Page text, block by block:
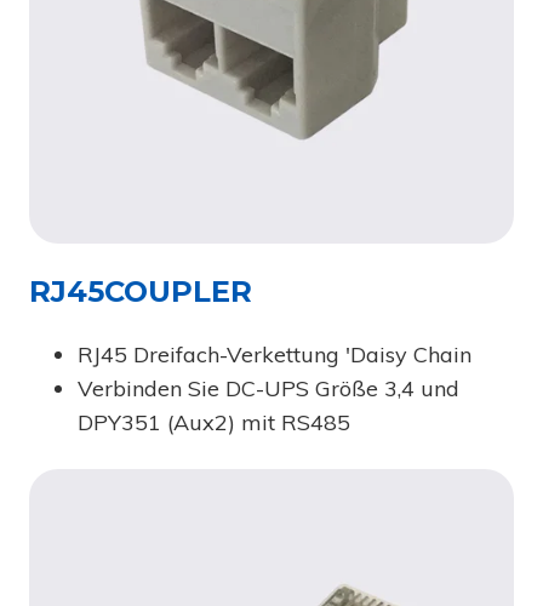
RJ45COUPLER
RJ45 Dreifach-Verkettung 'Daisy Chain
Verbinden Sie DC-UPS Größe 3,4 und
DPY351 (Aux2) mit RS485